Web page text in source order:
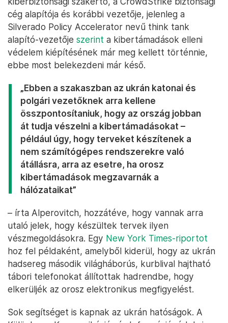
kapcsolódásokat, hogy megelőzzék a járulékos
veszteségeket egy partnereik elleni esetleges
kibertámadás esetén. Hasonló figyelmeztetést
adott ki a napokban az amerikai kiberbiztonsági és
infrastruktúra-biztonsági ügynökség (CISA), illetve
a brit (NCSC) és a kanadai ( CCCS) kiberbiztonsági
központ is.
Mindeközben persze továbbra is Ukrajna van
kitéve a legnagyobb kockázatnak. Dmitri
Alperovitch orosz születésű amerikai
kiberbiztonsági szakértő, a CrowdStrike biztonsági
cég alapítója és korábbi vezetője, jelenleg a
Silverado Policy Accelerator nevű think tank
alapító-vezetőjeszerinta kibertámadások elleni
védelem kiépítésének már meg kellett történnie,
ebbe most belekezdeni már késő.
„Ebben a szakaszban az ukrán katonai és
polgári vezetőknek arra kellene
összpontosítaniuk, hogy az ország jobban
át tudja vészelni a kibertámadásokat –
például úgy, hogy terveket készítenek a
nem számítógépes rendszerekre való
átállásra, arra az esetre, ha orosz
kibertámadások megzavarnák a